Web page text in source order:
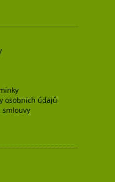
osobních údajů
smlouvy